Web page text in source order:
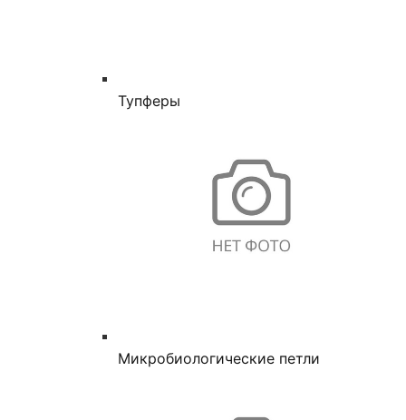
Тупферы
Микробиологические петли